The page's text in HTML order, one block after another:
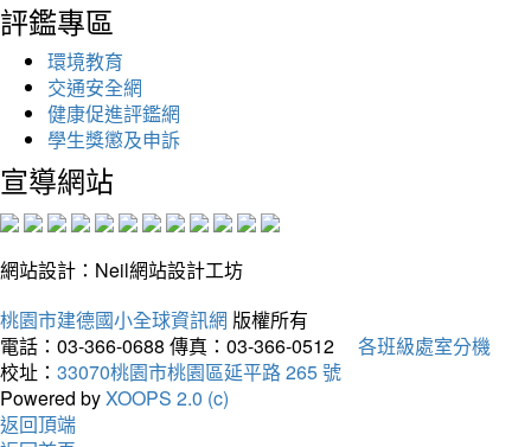
評鑑專區
環境教育
交通安全網
健康促進評鑑網
學生獎懲及申訴
宣導網站
網站設計：Neil網站設計工坊
桃園市建德國小全球資訊網 版權所有
電話：03-366-0688 傳真：03-366-0512
各班級處室分機
校址： 33070桃園市桃園區延平路 265 號
Powered byXOOPS 2.0 (c)
返回頂端